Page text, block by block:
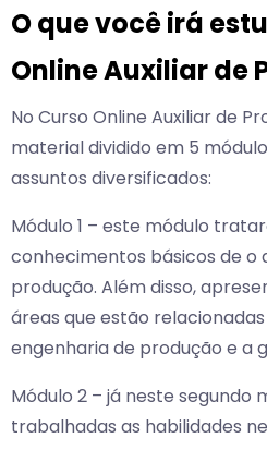
O que você irá
Online Auxiliar de
No Curso Online Auxiliar de
material dividido em 5
assuntos diversificados:
Módulo 1 – este módulo
conhecimentos básicos de o
produção. Além disso,
áreas que estão
engenharia de produção e a
Módulo 2 – já neste segundo
trabalhadas as habilidades